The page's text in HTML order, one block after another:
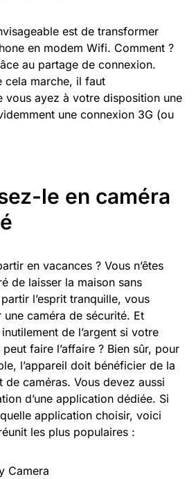
est de transformer
en modem Wifi. Comment ?
au partage de connexion.
cela marche, il faut
vous ayez à votre disposition une
une connexion 3G (ou
le en caméra
en vacances ? Vous n’êtes
de laisser la maison sans
l’esprit tranquille, vous
une caméra de sécurité. Et
de l’argent si votre
faire l’affaire ? Bien sûr, pour
l’appareil doit bénéficier de la
caméras. Vous devez aussi
d’une application dédiée. Si
application choisir, voici
les plus populaires :
Camera